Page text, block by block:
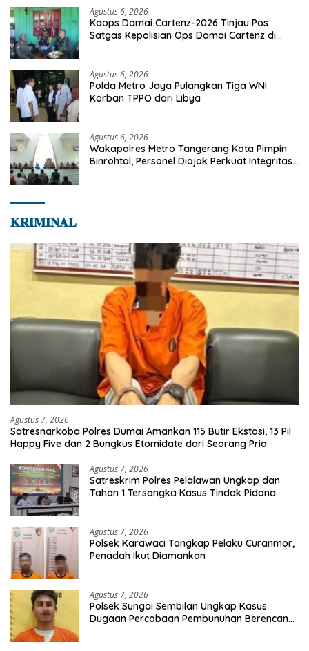
Agustus 6, 2026
Kaops Damai Cartenz-2026 Tinjau Pos
Satgas Kepolisian Ops Damai Cartenz di
Agustus 6, 2026
Polda Metro Jaya Pulangkan Tiga WNI
Korban TPPO dari Libya
Agustus 6, 2026
Wakapolres Metro Tangerang Kota Pimpin
Binrohtal, Personel Diajak Perkuat Integritas
𝐊𝐑𝐈𝐌𝐈𝐍𝐀𝐋
Agustus 7, 2026
Satresnarkoba Polres Dumai Amankan 115 Butir Ekstasi, 13 Pil
Happy Five dan 2 Bungkus Etomidate dari Seorang Pria
Agustus 7, 2026
Satreskrim Polres Pelalawan Ungkap dan
Tahan 1 Tersangka Kasus Tindak Pidana
Agustus 7, 2026
Polsek Karawaci Tangkap Pelaku Curanmor,
Penadah Ikut Diamankan
Agustus 7, 2026
Polsek Sungai Sembilan Ungkap Kasus
Dugaan Percobaan Pembunuhan Berencana,